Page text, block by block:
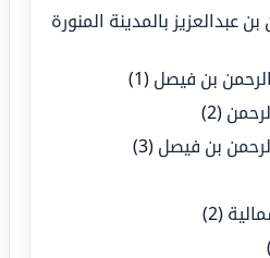
عبدالعزيز بالمدينة المنورة
بن فيصل (1)
(2)
بن فيصل (3)
(2)